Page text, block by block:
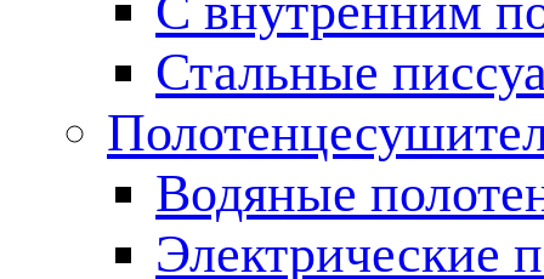
Стальные
Водяные
Электрические